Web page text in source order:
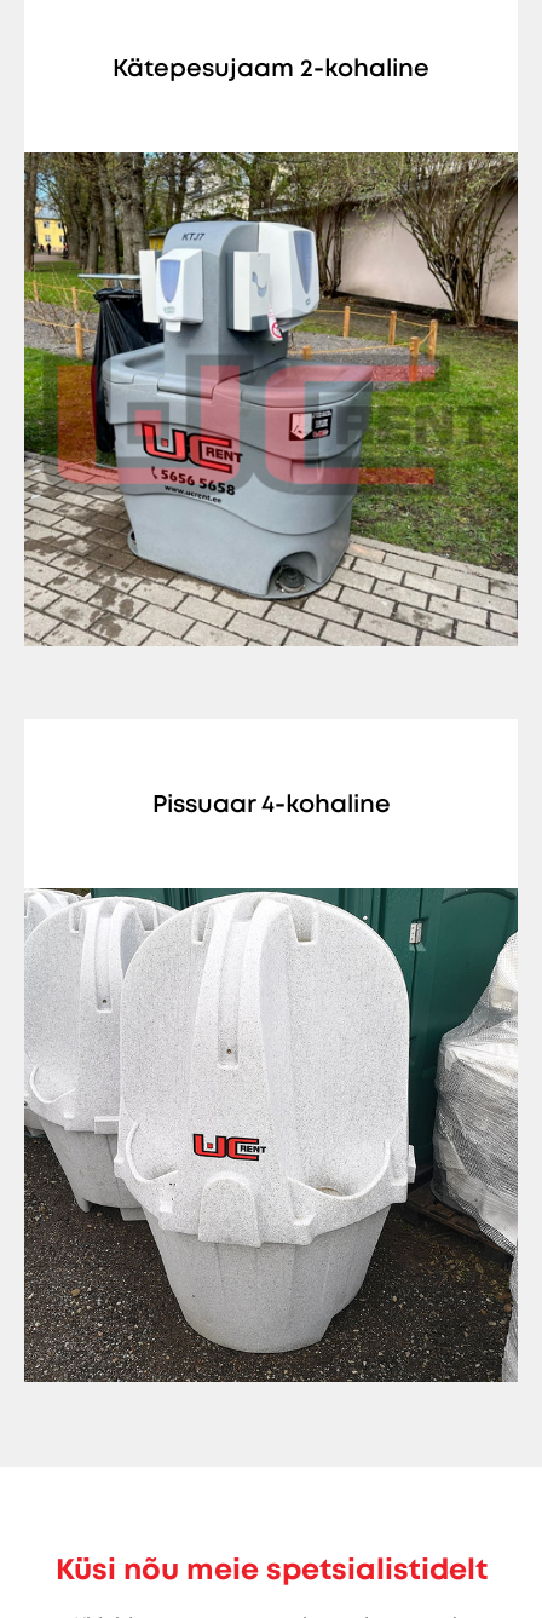
Kätepesujaam 2-kohaline
Pissuaar 4-kohaline
Küsi nõu meie spetsialistidelt